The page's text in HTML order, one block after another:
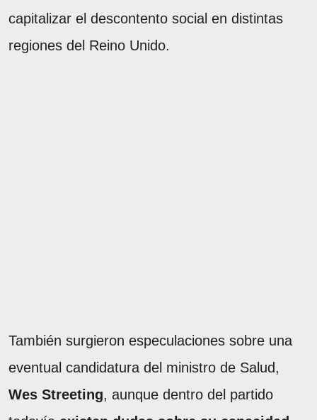
capitalizar el descontento social en distintas
regiones del Reino Unido.
También surgieron especulaciones sobre una
eventual candidatura del ministro de Salud,
Wes Streeting, aunque dentro del partido